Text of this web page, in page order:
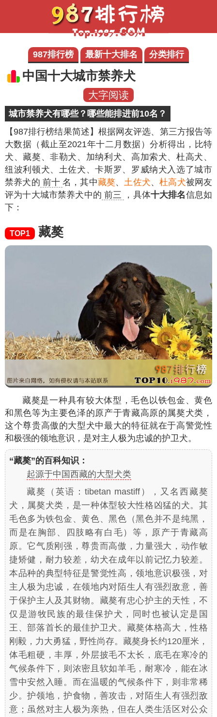
987排行榜 最新十大排名 分类排行
中国十大城市禁养犬
大字阅读
城市禁养犬有哪些？哪些能排进前10名？
【987排行榜结果简述】 根据网友评选、第三方报告等
大数据（截止至2021年十二月数据）分析得出，比特
犬、藏獒、非勒犬、加纳利犬、高加索犬、杜高犬、
纽波利顿犬、土佐犬、卡斯罗、罗威纳犬入选了城市
禁养犬的 前十 名，其中藏獒、土佐犬、杜高犬被网友
评为十大城市禁养犬中的 前三 ，具体十大排名信息如
下：
TOP1 藏獒
藏獒是一种具有较大体型，毛色以铁包金、黄色
和黑色等为主要色泽的原产于青藏高原的属獒犬类，
这个尊贵高傲的大型犬中最大的特征就在于高警觉性
和极强的领地意识，是对主人极为忠诚的护卫犬。
“藏獒”的百科知识：
起源于中国西藏的大型犬类
藏獒（英语：tibetan mastiff），又名西藏獒
犬，属獒犬类，是一种体型较大性格凶猛的犬。其
毛色多为铁包金、黄色、黑色（黑色并不是纯黑，
而是在胸部、四肢略有白毛）等，原产于青藏高
原。它气质刚强，尊贵而高傲，力量强大，动作敏
捷矫健，耐力较差，幼犬在成年以前记忆力较差。
本品种的典型特征是警觉性高，领地意识极强，对
主人极为忠诚，在领地内对陌生人有强烈敌意，善
于保护主人及其财物。藏獒有忠心护主的天性，不
仅是游牧民族的最佳保护犬，同时也被认定是国
王、部落首长的最佳护卫犬。藏獒体格高大，性格
刚毅，力大勇猛，野性尚存。藏獒身长约120厘米，
体毛粗硬，丰厚，外层披毛不太长，底毛在寒冷的
气候条件下，则浓密且软如羊毛，耐寒冷，能在冰
雪中安然入睡。而在温暖的气候条件下，则非常稀
少。护领地，护食物，善攻击，对陌生人有强烈敌
意；虽然对主人极为亲热，但在人类生活区对公众